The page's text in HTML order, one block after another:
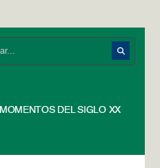
MOMENTOS DEL SIGLO XX